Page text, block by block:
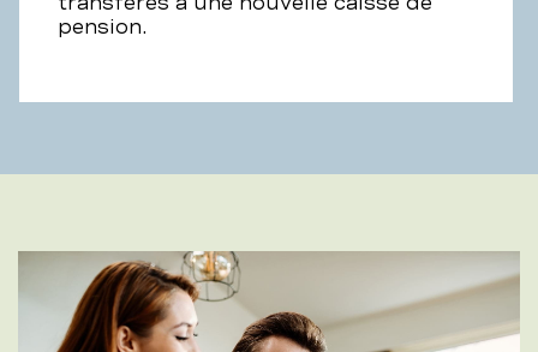
pension.